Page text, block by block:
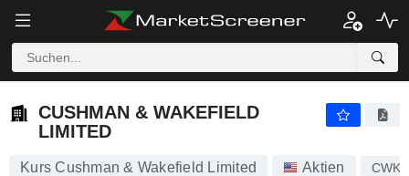
CUSHMAN & WAKEFIELD
LIMITED
Kurs Cushman & Wakefield Limited Aktien CWK